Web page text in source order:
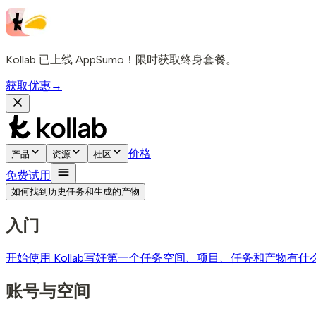
Kollab 已上线 AppSumo！限时获取终身套餐。
获取优惠→
产品 资源 社区
价格
免费试用
如何找到历史任务和生成的产物
入门
开始使用 Kollab写好第一个任务空间、项目、任务和产物有什
账号与空间